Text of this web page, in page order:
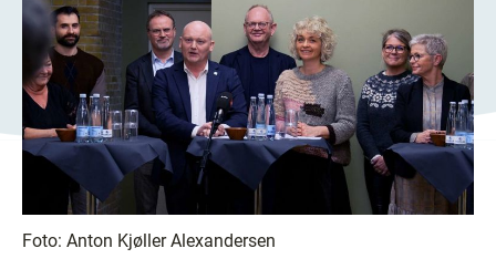
Foto: Anton Kjøller Alexandersen